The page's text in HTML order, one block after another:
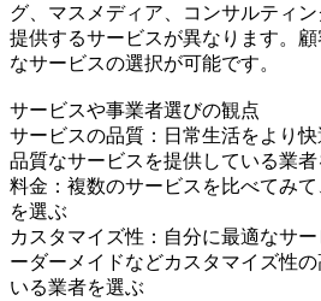
グ、マスメディア、コンサルティ
提供するサービスが異なります。
なサービスの選択が可能です。
サービスや事業者選びの観点
サービスの品質：日常生活をより
品質なサービスを提供している業者
料金：複数のサービスを比べてみ
を選ぶ
カスタマイズ性：自分に最適なサ
ーダーメイドなどカスタマイズ性
いる業者を選ぶ